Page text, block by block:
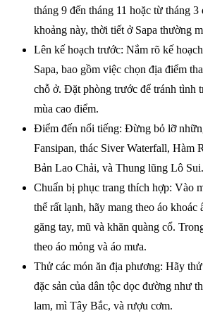
tháng 9 đến tháng 11 hoặc từ tháng
khoảng này, thời tiết ở Sapa thường
Lên kế hoạch trước: Nắm rõ kế
Sapa, bao gồm việc chọn địa điểm
chỗ ở. Đặt phòng trước để tránh tình
mùa cao điểm.
Điểm đến nổi tiếng: Đừng bỏ lỡ
Fansipan, thác Siver Waterfall, Hàm
Bản Lao Chải, và Thung lũng Lô Sui.
Chuẩn bị phục trang thích hợp: Vào
thể rất lạnh, hãy mang theo áo khoác
găng tay, mũ và khăn quàng cổ.
theo áo mỏng và áo mưa.
Thử các món ăn địa phương: Hãy
đặc sản của dân tộc dọc đường như
lam, mì Tây Bắc, và rượu cơm.